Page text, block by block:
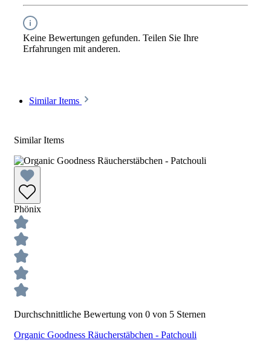
Keine Bewertungen gefunden. Teilen Sie Ihre
Erfahrungen mit anderen.
Similar Items
Similar Items
Phönix
Durchschnittliche Bewertung von 0 von 5 Sternen
Organic Goodness Räucherstäbchen - Patchouli